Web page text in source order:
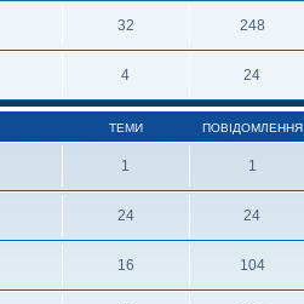
32 248
4 24
ТЕМИ ПОВІДОМЛЕННЯ
1 1
24 24
16 104